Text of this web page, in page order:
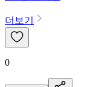
더보기
0